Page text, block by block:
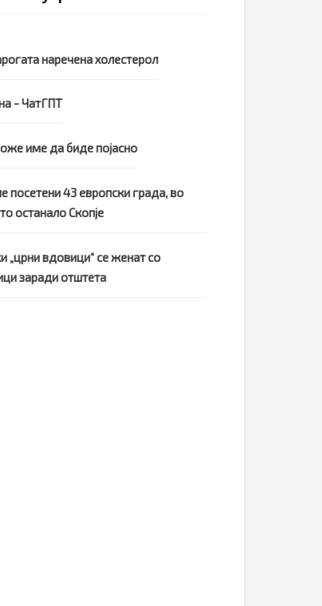
наречена холестерол
- ЧатГПТ
име да биде појасно
посетени 43 европски града, во
останало Скопје
„црни вдовици“ се женат со
заради отштета